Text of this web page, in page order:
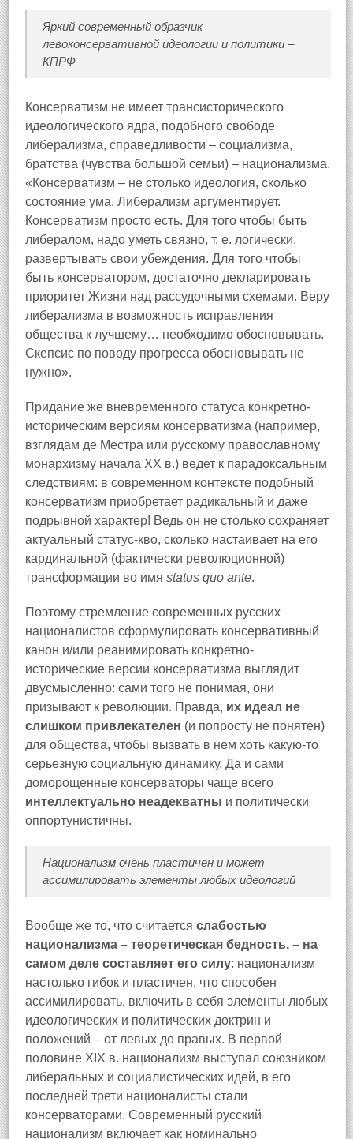
Яркий современный образчик
левоконсервативной идеологии и политики –
КПРФ
Консерватизм не имеет трансисторического
идеологического ядра, подобного свободе
либерализма, справедливости – социализма,
братства (чувства большой семьи) – национализма.
«Консерватизм – не столько идеология, сколько
состояние ума. Либерализм аргументирует.
Консерватизм просто есть. Для того чтобы быть
либералом, надо уметь связно, т. е. логически,
развертывать свои убеждения. Для того чтобы
быть консерватором, достаточно декларировать
приоритет Жизни над рассудочными схемами. Веру
либерализма в возможность исправления
общества к лучшему… необходимо обосновывать.
Скепсис по поводу прогресса обосновывать не
нужно».
Придание же вневременного статуса конкретно-
историческим версиям консерватизма (например,
взглядам де Местра или русскому православному
монархизму начала XX в.) ведет к парадоксальным
следствиям: в современном контексте подобный
консерватизм приобретает радикальный и даже
подрывной характер! Ведь он не столько сохраняет
актуальный статус-кво, сколько настаивает на его
кардинальной (фактически революционной)
трансформации во имя status quo ante.
Поэтому стремление современных русских
националистов сформулировать консервативный
канон и/или реанимировать конкретно-
исторические версии консерватизма выглядит
двусмысленно: сами того не понимая, они
призывают к революции. Правда, их идеал не
слишком привлекателен (и попросту не понятен)
для общества, чтобы вызвать в нем хоть какую-то
серьезную социальную динамику. Да и сами
доморощенные консерваторы чаще всего
интеллектуально неадекватны и политически
оппортунистичны.
Национализм очень пластичен и может
ассимилировать элементы любых идеологий
Вообще же то, что считается слабостью
национализма – теоретическая бедность, – на
самом деле составляет его силу: национализм
настолько гибок и пластичен, что способен
ассимилировать, включить в себя элементы любых
идеологических и политических доктрин и
положений – от левых до правых. В первой
половине XIX в. национализм выступал союзником
либеральных и социалистических идей, в его
последней трети националисты стали
консерваторами. Современный русский
национализм включает как номинально